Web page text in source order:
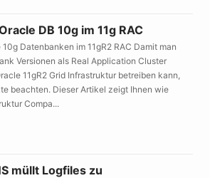
DB 10g im 11g RAC
Datenbanken im 11gR2 RAC Damit man
Versionen als Real Application Cluster
11gR2 Grid Infrastruktur betreiben kann,
beachten. Dieser Artikel zeigt Ihnen wie
Compa...
müllt Logfiles zu